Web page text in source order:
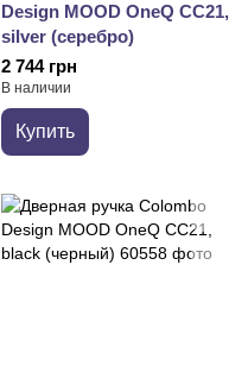
Design MOOD OneQ CC21,
silver (серебро)
2 744 грн
В наличии
Купить